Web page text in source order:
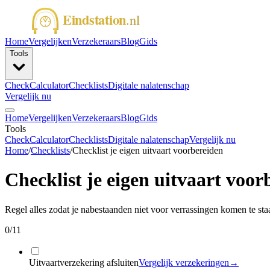
HomeVergelijkenVerzekeraarsBlogGids
Tools
CheckCalculatorChecklistsDigitale nalatenschap
Vergelijk nu
HomeVergelijkenVerzekeraarsBlogGids
Tools
CheckCalculatorChecklistsDigitale nalatenschapVergelijk nu
Home/Checklists/Checklist je eigen uitvaart voorbereiden
Checklist je eigen uitvaart
Regel alles zodat je nabestaanden niet voor verrassingen komen te
0/11
Uitvaartverzekering afsluitenVergelijk verzekeringen →